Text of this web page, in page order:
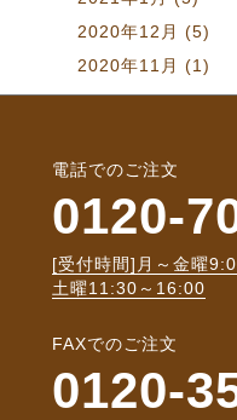
2020年12月 (5)
2020年11月 (1)
電話でのご注文
0120-
[受付時間]月～金曜
土曜11:30～16:00
FAXでのご注文
0120-